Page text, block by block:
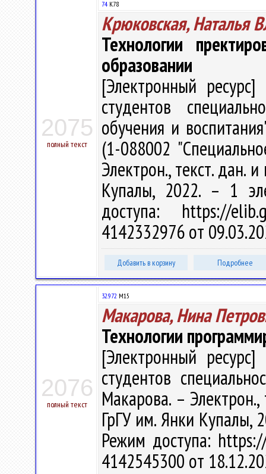
2075
полный текст
74 К78
Крюковская, Наталья
Технологии
образовании
[Электронный
студентов
обучения и
(1-088002
Электрон., текст. дан.
Купалы, 2022. – 1
доступа: https://
4142332976 от
Добавить в корзину Подробнее
2076
полный текст
32.972 М15
Макарова, Нина
Технологии
[Электронный
студентов
Макарова. –
ГрГУ им. Янки Купалы,
Режим доступа:
4142545300 от